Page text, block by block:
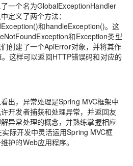
一个名为GlobalExceptionHandler
定义了两个方法：
和handleException()。这
和Exception类型
创建了一个ApiError对象，并将其作
这样可以返回HTTP错误码和对应的
出，异常处理是Spring MVC框架中
开发者捕获和处理异常，并返回友
异常处理的概念，并熟练掌握相应
际开发中灵活运用Spring MVC框
护的Web应用程序。